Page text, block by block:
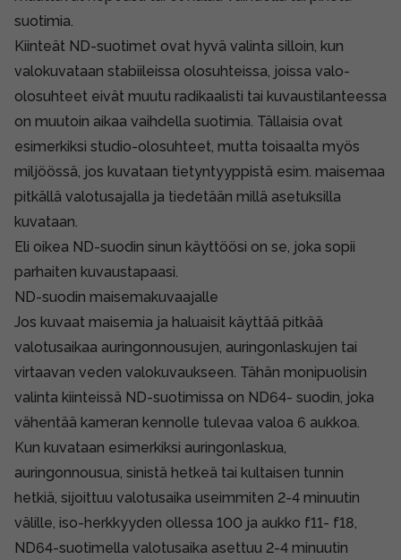
suotimia.
Kiinteät ND-suotimet ovat hyvä valinta silloin, kun
valokuvataan stabiileissa olosuhteissa, joissa valo-
olosuhteet eivät muutu radikaalisti tai kuvaustilanteessa
on muutoin aikaa vaihdella suotimia. Tällaisia ovat
esimerkiksi studio-olosuhteet, mutta toisaalta myös
miljöössä, jos kuvataan tietyntyyppistä esim. maisemaa
pitkällä valotusajalla ja tiedetään millä asetuksilla
kuvataan.
Eli oikea ND-suodin sinun käyttöösi on se, joka sopii
parhaiten kuvaustapaasi.
ND-suodin maisemakuvaajalle
Jos kuvaat maisemia ja haluaisit käyttää pitkää
valotusaikaa auringonnousujen, auringonlaskujen tai
virtaavan veden valokuvaukseen. Tähän monipuolisin
valinta kiinteissä ND-suotimissa on ND64- suodin, joka
vähentää kameran kennolle tulevaa valoa 6 aukkoa.
Kun kuvataan esimerkiksi auringonlaskua,
auringonnousua, sinistä hetkeä tai kultaisen tunnin
hetkiä, sijoittuu valotusaika useimmiten 2-4 minuutin
välille, iso-herkkyyden ollessa 100 ja aukko f11- f18,
ND64-suotimella valotusaika asettuu 2-4 minuutin